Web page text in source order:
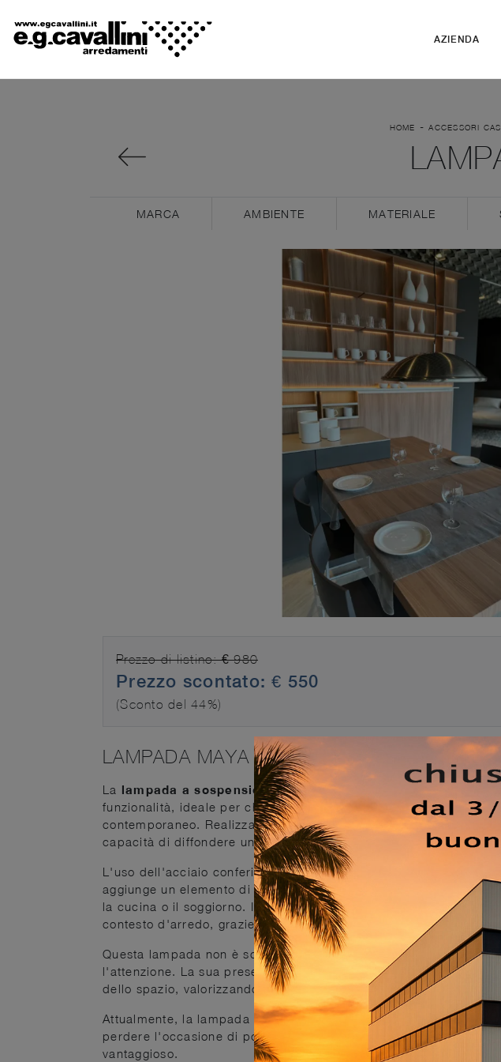
AZIENDA
HOME -ACCESSORI
MARCA AMBIENTE MATERIALE
Prezzo di listino: € 980
Prezzo scontato: € 550
(Sconto del 44%)
LAMPADA MAYA
La lampada a sospensione MAYAdi Valenti rappresenta un
funzionalità, ideale per chi desidera arricchire il proprio
contemporaneo. Realizzata inacciaio vetro sabbiato
capacità di diffondere una luce morbida e avvolgente, creando
L'uso dell'acciaio conferisce alla lampada una struttura solida e
aggiunge un elemento di raffinatezza che ammorbidisce la luce,
la cucina o il soggiorno. Il design moderno della lampada MAYA
contesto d'arredo, grazie alla sua estetica minimalista ma
Questa lampada non è solo un elemento funzionale ma anche
l'attenzione. La sua presenza sopra il tavolo da pranzo o l'isola
dello spazio, valorizzando l'ambiente con la sua luce calda e
Attualmente, la lampada a sospensione MAYA è disponibile in
perdere l'occasione di portare a casa questo straordinario
vantaggioso.